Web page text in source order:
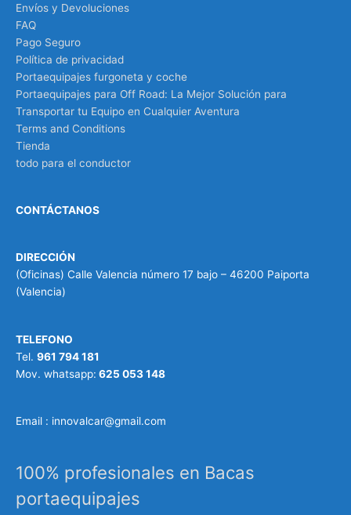
Envíos y Devoluciones
FAQ
Pago Seguro
Política de privacidad
Portaequipajes furgoneta y coche
Portaequipajes para Off Road: La Mejor Solución para
Transportar tu Equipo en Cualquier Aventura
Terms and Conditions
Tienda
todo para el conductor
CONTÁCTANOS
DIRECCIÓN
(Oficinas) Calle Valencia número 17 bajo – 46200 Paiporta
(Valencia)
TELEFONO
Tel. 961 794 181
Mov. whatsapp: 625 053 148
Email : innovalcar@gmail.com
100% profesionales en Bacas
portaequipajes